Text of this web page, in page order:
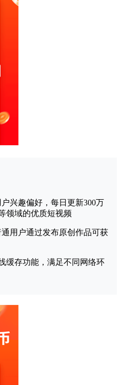
兴趣偏好，每日更新300万
领域的优质短视频
用户通过发布原创作品可获
缓存功能，满足不同网络环